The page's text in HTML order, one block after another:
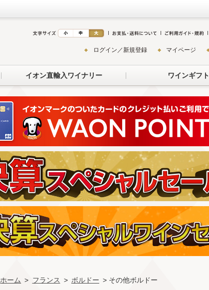
ログイン／新規登録 マイページ
イオン直輸入ワイナリー ワインギフト
ホーム > フランス > ボルドー > その他ボルドー